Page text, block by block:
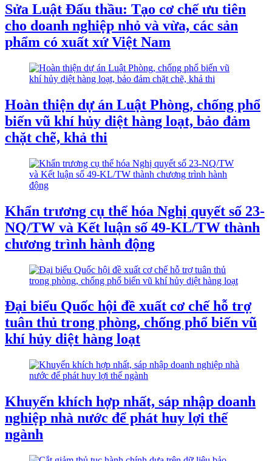
Sửa Luật Đấu thầu: Tạo cơ chế ưu tiên
cho doanh nghiệp nhỏ và vừa, các sản
phẩm có xuất xứ Việt Nam
Hoàn thiện dự án Luật Phòng, chống phổ
biến vũ khí hủy diệt hàng loạt, bảo đảm
chặt chẽ, khả thi
Khẩn trương cụ thể hóa Nghị quyết số 23-
NQ/TW và Kết luận số 49-KL/TW thành
chương trình hành động
Đại biểu Quốc hội đề xuất cơ chế hỗ trợ
tuân thủ trong phòng, chống phổ biến vũ
khí hủy diệt hàng loạt
Khuyến khích hợp nhất, sáp nhập doanh
nghiệp nhà nước để phát huy lợi thế
ngành